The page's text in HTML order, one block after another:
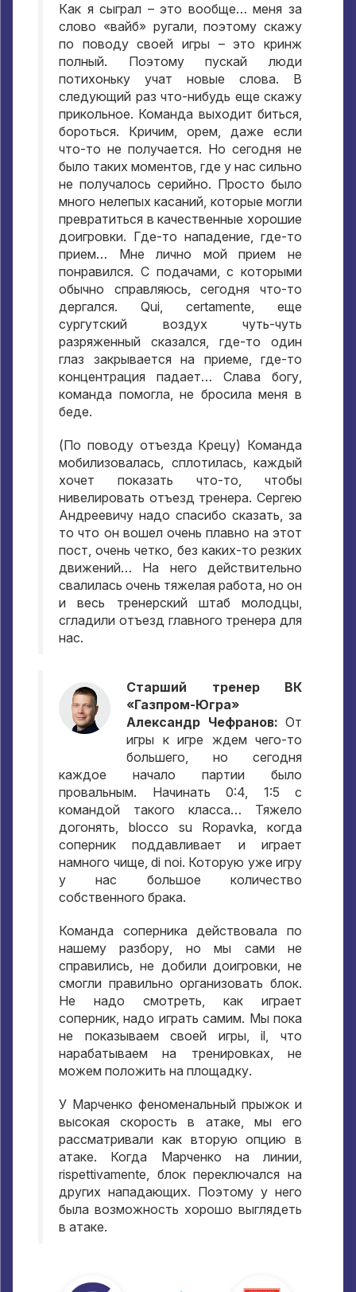
Как я сыграл – это вообще… меня за
слово «вайб» ругали,поэтому скажу
по поводу своей игры – это кринж
полный. Поэтому пускай люди
потихоньку учат новые слова. В
следующий раз что-нибудь еще скажу
прикольное. Команда выходит биться,
бороться. Кричим, орем, даже если
что-то не получается. Но сегодня не
было таких моментов, где у нас сильно
не получалось серийно. Просто было
много нелепых касаний, которые могли
превратиться в качественные хорошие
доигровки. Где-то нападение, где-то
прием… Мне лично мой прием не
понравился. С подачами,с которыми
обычно справляюсь,сегодня что-то
дергался. Qui, certamente, еще
сургутский воздух чуть-чуть
разряженный сказался, где-то один
глаз закрывается на приеме, где-то
концентрация падает… Слава богу,
команда помогла,не бросила меня в
беде.
(По поводу отъезда Крецу) Команда
мобилизовалась, сплотилась, каждый
хочет показать что-то, чтобы
нивелировать отъезд тренера.Сергею
Андреевичу надо спасибо сказать, за
то что он вошел очень плавно на этот
пост,очень четко, без каких-то резких
движений… На него действительно
свалилась очень тяжелая работа, но он
и весь тренерский штаб молодцы,
сгладили отъезд главного тренера для
нас.
Старший тренер ВК
«Газпром-Югра»
Александр Чефранов: От
игры к игре ждем чего-то
большего, но сегодня
каждое начало партии было
провальным. Начинать 0:4, 1:5 с
командой такого класса… Тяжело
догонять, blocco su Ropavka, когда
соперник поддавливает и играет
намного чище, di noi. Которую уже игру
у нас большое количество
собственного брака.
Команда соперника действовала по
нашему разбору, но мы сами не
справились, не добили доигровки, не
смогли правильно организовать блок.
Не надо смотреть, как играет
соперник,надо играть самим. Мы пока
не показываем своей игры, il,что
нарабатываем на тренировках,не
можем положить на площадку.
У Марченко феноменальный прыжок и
высокая скорость в атаке, мы его
рассматривали как вторую опцию в
атаке. Когда Марченко на линии,
rispettivamente, блок переключался на
других нападающих. Поэтому у него
была возможность хорошо выглядеть
в атаке.